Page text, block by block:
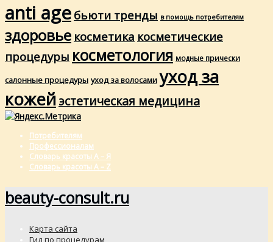
anti age бьюти тренды в помощь потребителям
здоровье косметика косметические
процедуры косметология модные прически
салонные процедуры уход за волосами уход за
кожейэстетическая медицина
Потребителям
Профессионалам
Словарь красоты А – Я
Словарь красоты A – Z
beauty-consult.ru
Карта сайта
Гид по процедурам